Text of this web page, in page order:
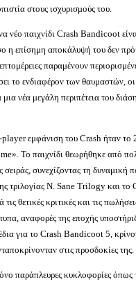
στους ισχυρισμούς του.
νέο παιχνίδι Crash Bandicoot
η επίσημη αποκάλυψή του δεν
παραμένουν
το ενδιαφέρον των θαυμαστών, οι
νέα μεγάλη περιπέτεια του
εμφάνιση του Crash ήταν το
Το παιχνίδι θεωρήθηκε από
σειράς, συνεχίζοντας τη δυναμική
τριλογίας N. Sane Trilogy και το
θετικές κριτικές και τις
αναφορές της εποχής
για το Crash Bandicoot 5,
στις προσδοκίες της.
παράπλευρες κυκλοφορίες